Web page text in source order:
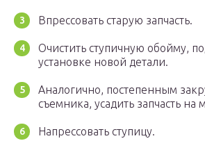
Впрессовать старую запчасть.
Очистить ступичную обойму,
установке новой детали.
Аналогично, постепенным
съемника, усадить запчасть на
Напрессовать ступицу.